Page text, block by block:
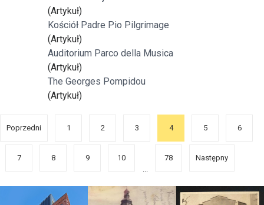
(Artykuł)
Kościół Padre Pio Pilgrimage
(Artykuł)
Auditorium Parco della Musica
(Artykuł)
The Georges Pompidou
(Artykuł)
Poprzedni 1 2 3 4 5 6
7 8 9
10
...
78 Następny